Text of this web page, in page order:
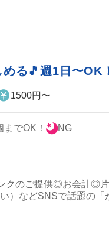
る🎵週1日〜OK！
1500円〜
までOK！ NG
のご提供◎お会計◎片
などSNSで話題の「